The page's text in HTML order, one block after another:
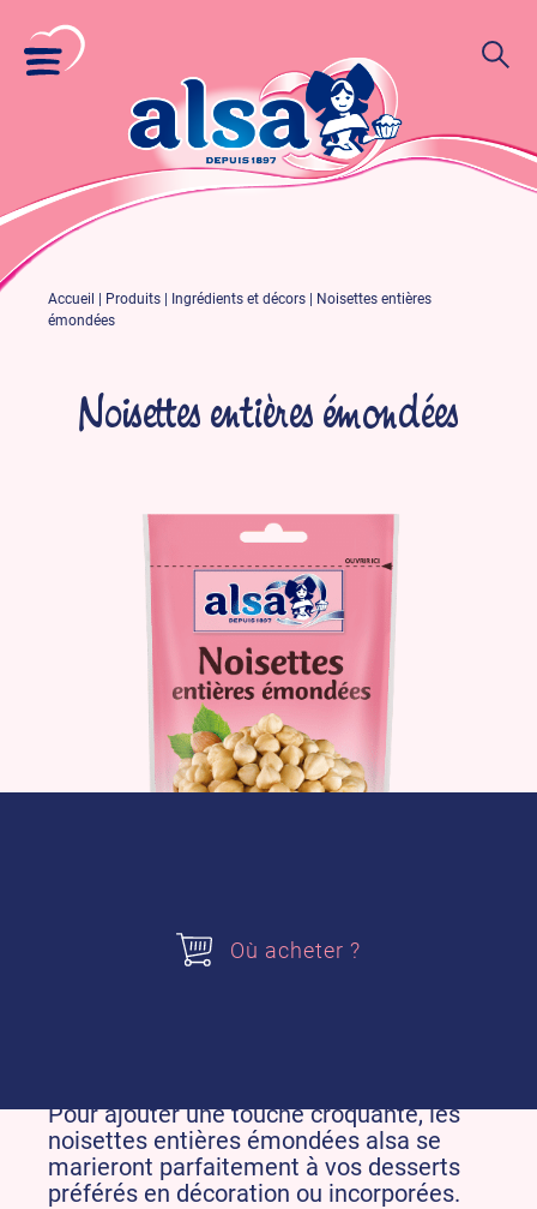
Accueil Produits Ingrédients et décors
Noisettes entières
émondées
Noisettes entières émondées
Pour ajouter une touche croquante, les
noisettes entières émondées alsa se
marieront parfaitement à vos desserts
préférés en décoration ou incorporées.
Où acheter ?